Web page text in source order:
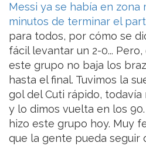
Messi ya se había en zona
minutos de terminar el
para todos, por cómo se
fácil levantar un 2-0...
este grupo no baja los
hasta el final. Tuvimos la
gol del Cuti rápido,
y lo dimos vuelta en los
hizo este grupo hoy. Muy
que la gente pueda seguir